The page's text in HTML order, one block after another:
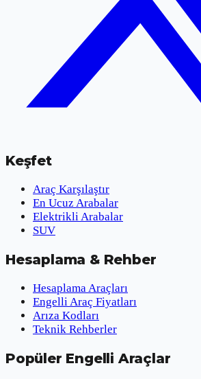
Keşfet
Araç Karşılaştır
En Ucuz Arabalar
Elektrikli Arabalar
SUV
Hesaplama & Rehber
Hesaplama Araçları
Engelli Araç Fiyatları
Arıza Kodları
Teknik Rehberler
Popüler Engelli Araçlar